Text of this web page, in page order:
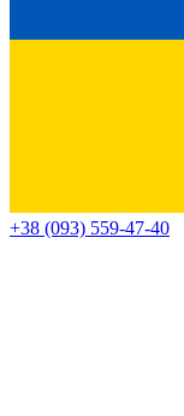
+38 (093) 559-47-40